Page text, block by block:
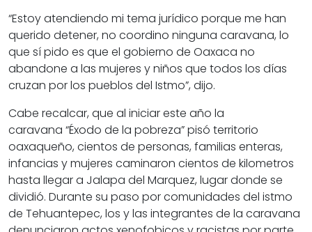
“Estoy atendiendo mi tema jurídico porque me han
querido detener, no coordino ninguna caravana, lo
que sí pido es que el gobierno de Oaxaca no
abandone a las mujeres y niños que todos los días
cruzan por los pueblos del Istmo”, dijo.
Cabe recalcar, que al iniciar este año la
caravana “Éxodo de la pobreza”pisó territorio
oaxaqueño, cientos de personas, familias enteras,
infancias y mujeres caminaron cientos de kilometros
hasta llegar a Jalapa del Marquez, lugar donde se
dividió. Durante su paso por comunidades del istmo
de Tehuantepec, los y las integrantes de la caravana